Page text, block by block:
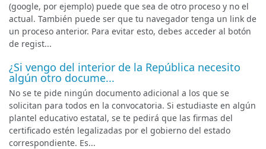
(google, por ejemplo) puede que sea de otro proceso y no el
actual. También puede ser que tu navegador tenga un link de
un proceso anterior. Para evitar esto, debes acceder al botón
de regist...
¿Si vengo del interior de la República necesito
algún otro docume...
No se te pide ningún documento adicional a los que se
solicitan para todos en la convocatoria. Si estudiaste en algún
plantel educativo estatal, se te pedirá que las firmas del
certificado estén legalizadas por el gobierno del estado
correspondiente. Es...